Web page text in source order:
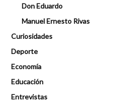
Don Eduardo
Manuel Ernesto Rivas
Curiosidades
Deporte
Economía
Educación
Entrevistas